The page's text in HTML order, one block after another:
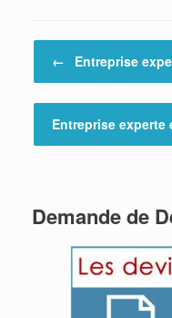
← Entreprise
Entreprise
Demande de